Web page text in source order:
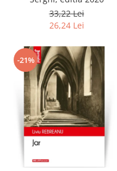
33,22 Lei
26,24 Lei
-21%